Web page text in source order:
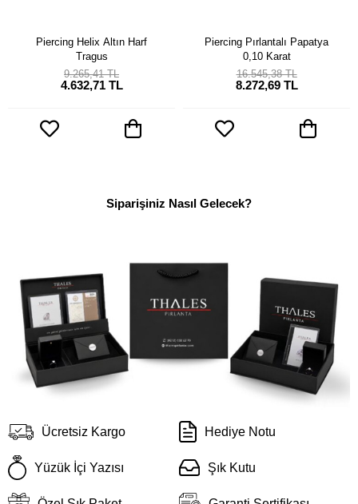
Piercing Helix Altın Harf
Tragus
4.632,71 TL
9.265,41 TL
Piercing Pırlantalı Papatya
0,10 Karat
8.272,69 TL
16.545,38 TL
Siparişiniz Nasıl Gelecek?
Ücretsiz Kargo Hediye Notu
Yüzük İçi Yazısı Şık Kutu